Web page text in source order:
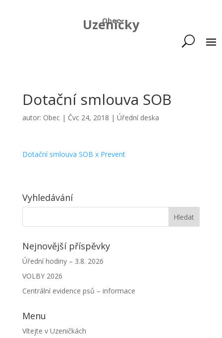
Obec
Uzeničky
Dotační smlouva SOB
autor: Obec| Čvc 24, 2018 | Úřední deska
Dotační smlouva SOB x Prevent
Vyhledávání
Nejnovější příspěvky
Úřední hodiny – 3.8. 2026
VOLBY 2026
Centrální evidence psů – informace
Menu
Vítejte v Uzeničkách